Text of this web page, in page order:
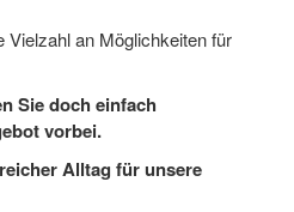
Step
Vielzahl an Möglichkeiten für
Sie doch einfach
vorbei.
Alltag für unsere